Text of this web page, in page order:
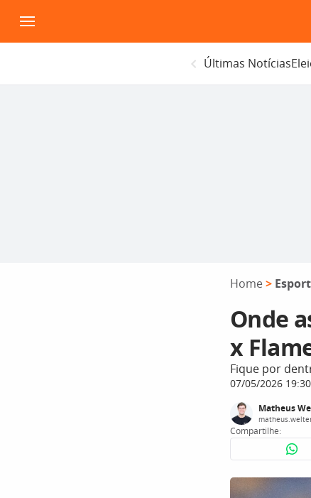
para
o
Últimas Notícias
Home >
Onde
x
Fique por
07/05/2026 19:30
Matheus
Compartilhe: